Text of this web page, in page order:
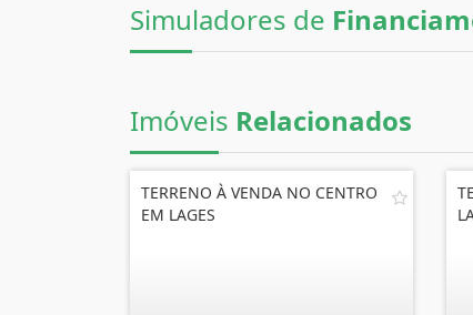
Simuladores de
Imóveis Relacionados
TERRENO À VENDA NO CENTRO
EM LAGES